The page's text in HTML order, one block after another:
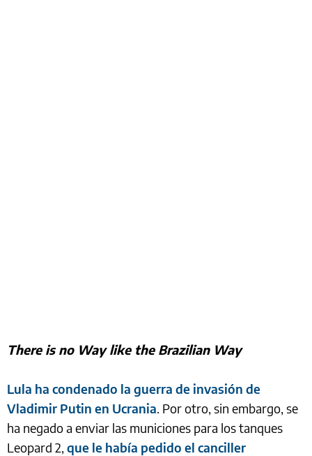
There is no Way like the Brazilian Way
Lula ha condenado la guerra de invasión de
Vladimir Putin en Ucrania. Por otro, sin embargo, se
ha negado a enviar las municiones para los tanques
Leopard 2, que le había pedido el canciller